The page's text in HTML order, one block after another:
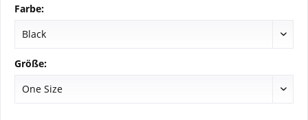
Farbe:
Größe: